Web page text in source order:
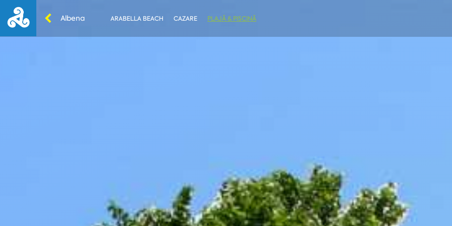
Albena ARABELLA BEACH CAZARE PLAJĂ & PISCINĂ